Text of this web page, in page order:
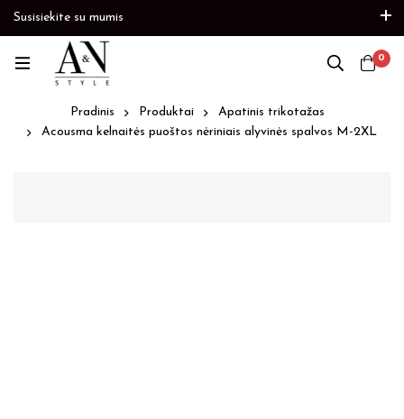
Susisiekite su mumis
Prekių papildymas
0
Pradinis Produktai
Apatinis trikotažas
Acousma kelnaitės puoštos nėriniais alyvinės spalvos M-2XL